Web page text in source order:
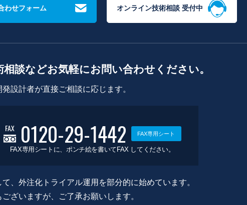
わせフォーム オンライン技術相談 受付中
談などお気軽にお問い合わせください。
設計者が直接ご相談に応じます。
FAX 0120-29-1442 FAX専用シート
FAX専用シートに、ポンチ絵を書いてFAX してください。
、外注化トライアル運用を部分的に始めています。
ざいますが、ご了承お願いします。